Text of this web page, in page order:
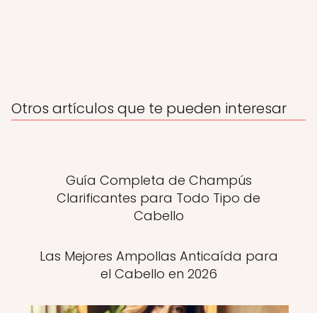
Otros artículos que te pueden interesar
Guía Completa de Champús
Clarificantes para Todo Tipo de
Cabello
Las Mejores Ampollas Anticaída para
el Cabello en 2026